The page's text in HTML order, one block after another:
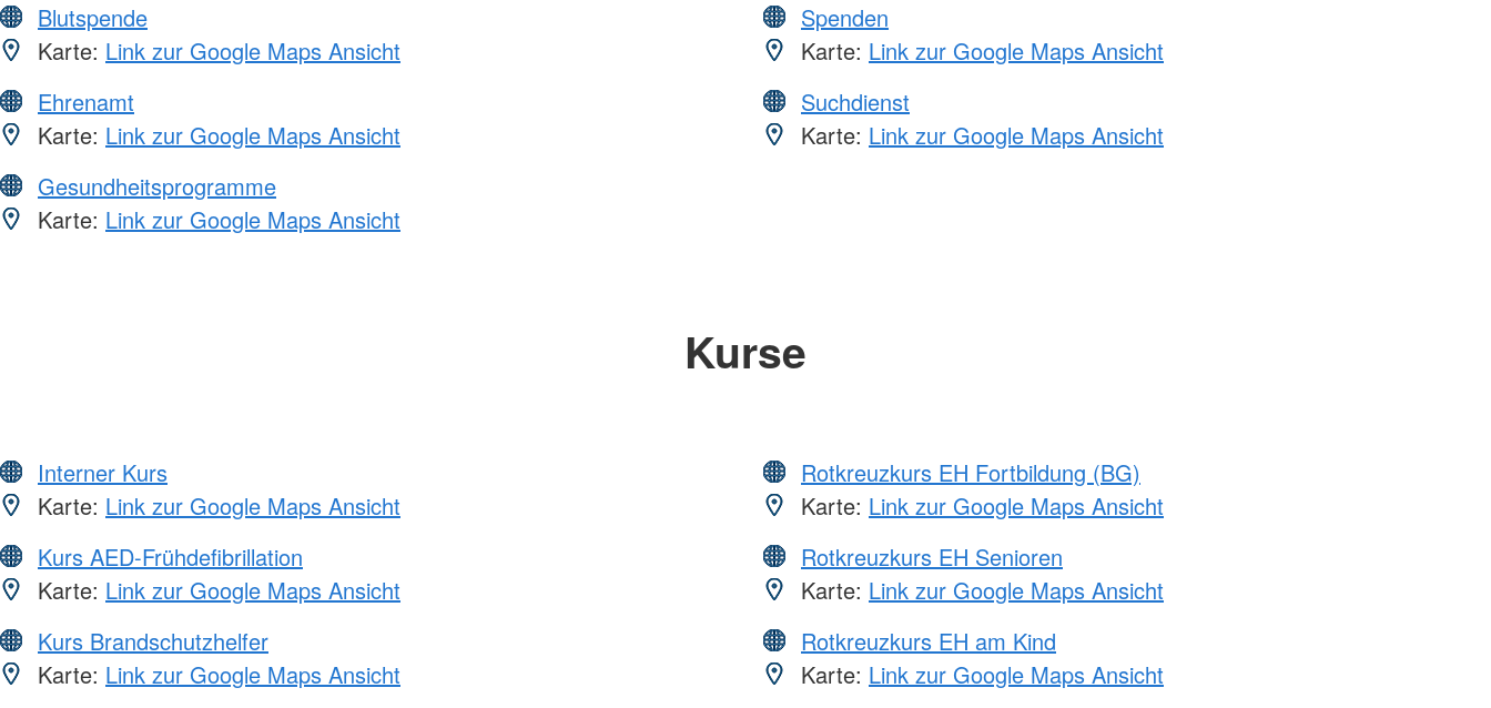
Blutspende
Karte: Link zur Google Maps Ansicht
Ehrenamt
Karte: Link zur Google Maps Ansicht
Gesundheitsprogramme
Karte: Link zur Google Maps Ansicht
Spenden
Karte: Link zur Google Maps Ansicht
Suchdienst
Karte: Link zur Google Maps Ansicht
Kurse
Interner Kurs
Karte: Link zur Google Maps Ansicht
Kurs AED-Frühdefibrillation
Karte: Link zur Google Maps Ansicht
Kurs Brandschutzhelfer
Karte: Link zur Google Maps Ansicht
Rotkreuzkurs EH Fortbildung (BG)
Karte: Link zur Google Maps Ansicht
Rotkreuzkurs EH Senioren
Karte: Link zur Google Maps Ansicht
Rotkreuzkurs EH am Kind
Karte: Link zur Google Maps Ansicht